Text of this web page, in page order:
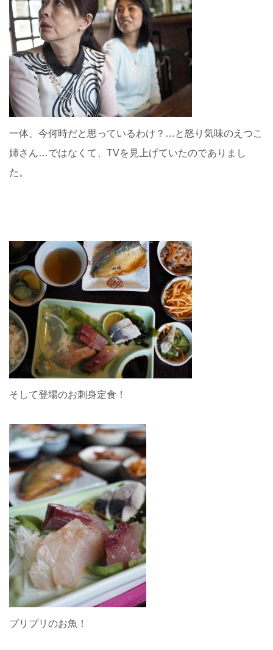
一体、今何時だと思っているわけ？…と怒り気味のえつこ
姉さん…ではなくて、TVを見上げていたのでありまし
た。
そして登場のお刺身定食！
プリプリのお魚！